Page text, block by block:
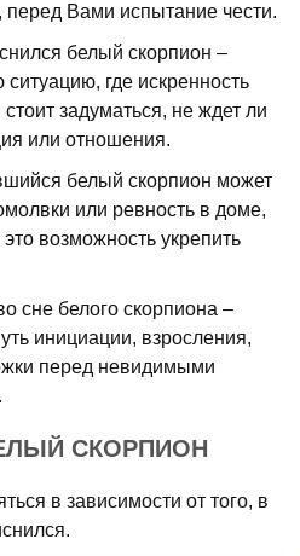
Вами испытание чести.
белый скорпион –
где искренность
задуматься, не ждет ли
или отношения.
белый скорпион может
или ревность в доме,
возможность укрепить
сне белого скорпиона –
инициации, взросления,
перед невидимыми
СКОРПИОН
в зависимости от того, в